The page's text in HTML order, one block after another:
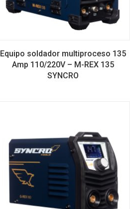
Equipo soldador multiproceso 135
Amp 110/220V – M-REX 135
SYNCRO